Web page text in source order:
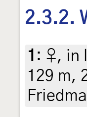
2.3.2.
1 : ♀, in
129 m,